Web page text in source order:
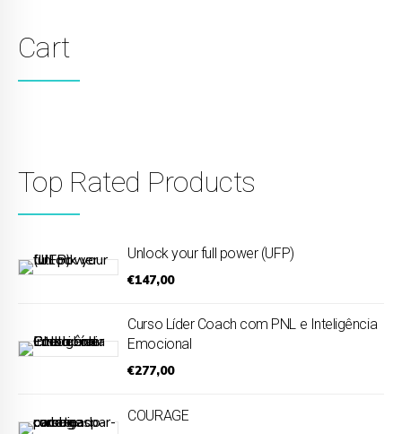
Cart
Top Rated Products
Unlock your full power (UFP)
€147,00
Curso Líder Coach com PNL e Inteligência
Emocional
€277,00
COURAGE